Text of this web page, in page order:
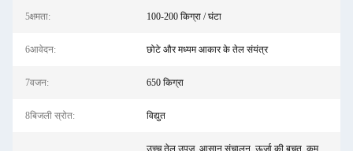
5क्षमता: 100-200 किग्रा / घंटा
6आवेदन: छोटे और मध्यम आकार के तेल संयंत्र
7वजन: 650 किग्रा
8बिजली स्रोत: विद्युत
उच्च तेल उपज, आसान संचालन, ऊर्जा की बचत, कम